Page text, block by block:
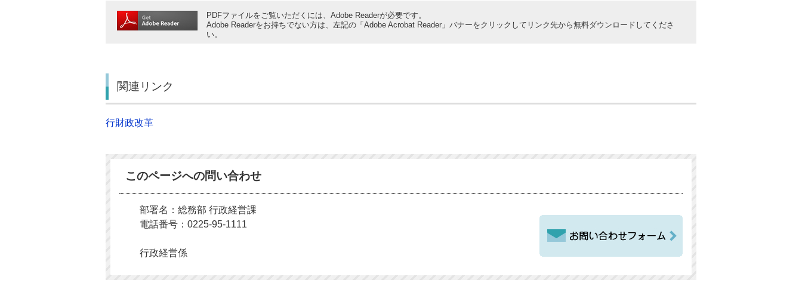
PDFファイルをご覧いただくには、Adobe Readerが必要です。
Adobe Readerをお持ちでない方は、左記の「Adobe Acrobat Reader」バナーをクリックしてリンク先から無料ダウンロードしてくださ
い。
関連リンク
行財政改革
このページへの問い合わせ
部署名：総務部 行政経営課
電話番号：0225-95-1111
行政経営係